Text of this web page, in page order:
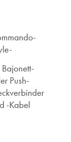
Push-
-Kabel